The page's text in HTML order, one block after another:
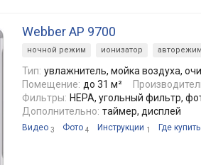
Webber AP 9700
ночной режим ионизатор авторежим
Тип: увлажнитель, мойка воздуха,
Помещение: до 31 м²
Фильтры: HEPA, угольный фильтр,
Дополнительно: таймер, дисплей
Видео 3 Фото 4 Инструкции 1 Где купить